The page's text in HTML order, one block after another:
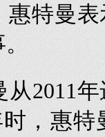
惠特曼
从2011
，惠